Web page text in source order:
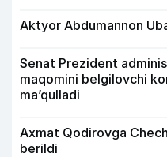
Aktyor Abdu­mannon
Senat Prezident
maqomini belgilovchi
ma’qulladi
Axmat Qodirovga
berildi